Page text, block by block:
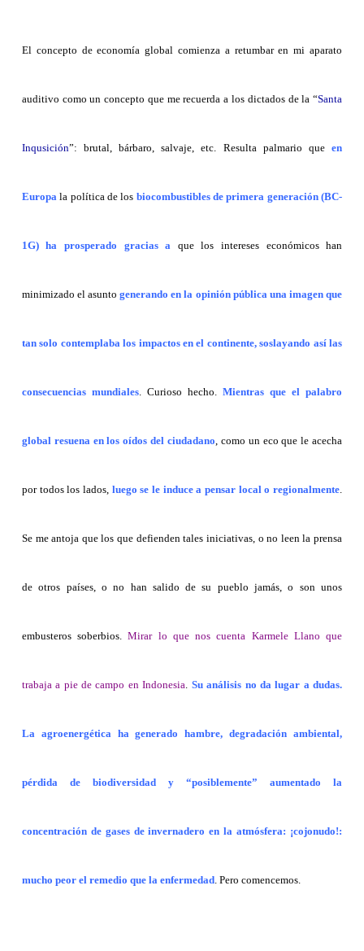
El concepto de economía global comienza a retumbar en mi aparato
auditivo como un concepto que me recuerda a los dictados de la “Santa
Inqusición”: brutal, bárbaro, salvaje, etc. Resulta palmario queen
Europala política de los biocombustibles de primera generación (BC-
1G) ha prosperado gracias a que los intereses económicos han
minimizado el asuntogenerando en la opinión pública una imagen que
tan solo contemplaba los impactos en el continente, soslayando así las
consecuencias mundiales. Curioso hecho.Mientras que el palabro
global resuena en los oídos del ciudadano, como un eco que le acecha
por todos los lados,luego se le induce a pensar local o regionalmente.
Se me antoja que los que defienden tales iniciativas, o no leen la prensa
de otros países, o no han salido de su pueblo jamás, o son unos
embusteros soberbios.Mirar lo que nos cuenta Karmele Llano que
trabaja a pie de campo en Indonesia. Su análisis no da lugar a dudas.
La agroenergética ha generado hambre, degradación ambiental,
pérdida de biodiversidad y “posiblemente” aumentado la
concentración de gases de invernadero en la atmósfera: ¡cojonudo!:
mucho peor el remedio que la enfermedad. Pero comencemos.